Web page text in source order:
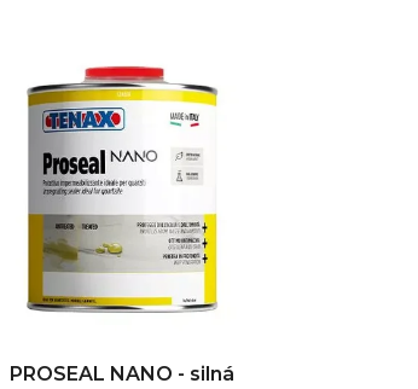
PROSEAL NANO - silná